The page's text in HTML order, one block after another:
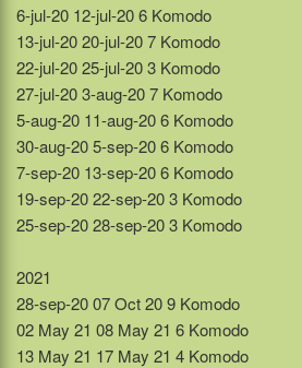
6-jul-20 12-jul-20 6 Komodo
13-jul-20 20-jul-20 7 Komodo
22-jul-20 25-jul-20 3 Komodo
27-jul-20 3-aug-20 7 Komodo
5-aug-20 11-aug-20 6 Komodo
30-aug-20 5-sep-20 6 Komodo
7-sep-20 13-sep-20 6 Komodo
19-sep-20 22-sep-20 3 Komodo
25-sep-20 28-sep-20 3 Komodo
2021
28-sep-20 07 Oct 20 9 Komodo
02 May 21 08 May 21 6 Komodo
13 May 21 17 May 21 4 Komodo